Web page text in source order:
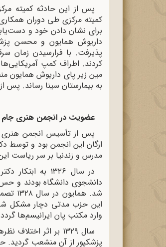
پس از این حادثه کمیته
کمیته مرکزی طی دوران
برای نشان دادن خود و
داریوش همایون و محسن
پذیرفت. با فرارسیدن
کردند. اطراف کمپ
مین زیر پای داریوش همایون
به بیمارستان سینا رساند. پس
عضویت در انجمن هنری جام
ارگان این انجمن بود و توسط
مدرس و زندنیا بر سر ریاست
در سال ۱۳۲۶
دانشجوی دانشگاه بودند و
شد.
این حزب مدتی دچار مشکل شد
وارد مکتب پان ایرانیسم‌ها
سال ۱۳۲۹ بر اثر
پزشکپور از آن منشعب گردید.